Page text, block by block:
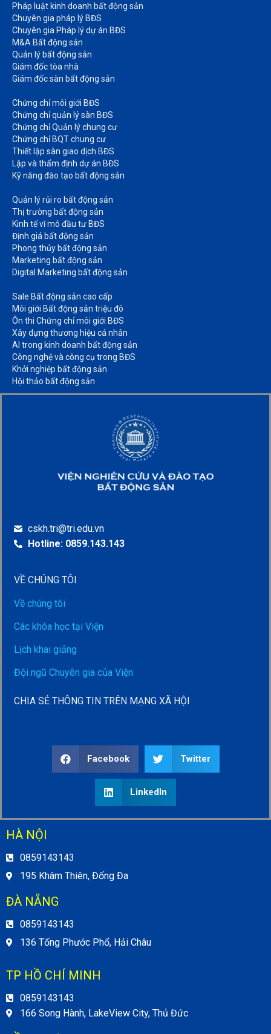
Pháp luật kinh doanh bất động sản​
Chuyên gia pháp lý BĐS
Chuyên gia Pháp lý dự án BĐS
M&A Bất động sản​
Quản lý bất động sản
Giám đốc tòa nhà​
Giám đốc sàn bất động sản
Chứng chỉ môi giới BĐS​
Chứng chỉ quản lý sàn BĐS
Chứng chỉ Quản lý chung cư​
Chứng chỉ BQT chung cư​
Thiết lập sàn giao dịch BĐS​
Lập và thẩm định dự án BĐS​
Kỹ năng đào tạo bất động sản​
Quản lý rủi ro bất động sản​
Thị trường bất động sản​
Kinh tế vĩ mô đầu tư BĐS​
Định giá bất động sản​
Phong thủy bất động sản​
Marketing bất động sản​
Digital Marketing bất động sản​
Sale Bất động sản cao cấp​
Môi giới Bất động sản triệu đô​
Ôn thi Chứng chỉ môi giới BĐS​
Xây dựng thương hiệu cá nhân​
AI trong kinh doanh bất động sản​
Công nghệ và công cụ trong BĐS​
Khởi nghiệp bất động sản​
Hội thảo bất động sản​
cskh.tri@tri.edu.vn
Hotline: 0859.143.143
VỀ CHÚNG TÔI
Về chúng tôi
Các khóa học tại Viện
Lịch khai giảng
Đội ngũ Chuyên gia của Viện
CHIA SẺ THÔNG TIN TRÊN MẠNG XÃ HỘI
Facebook Twitter
LinkedIn
HÀ NỘI
0859143143
195 Khâm Thiên, Đống Đa
ĐÀ NẴNG
0859143143
136 Tống Phước Phổ, Hải Châu
TP HỒ CHÍ MINH
0859143143
166 Song Hành, LakeView City, Thủ Đức